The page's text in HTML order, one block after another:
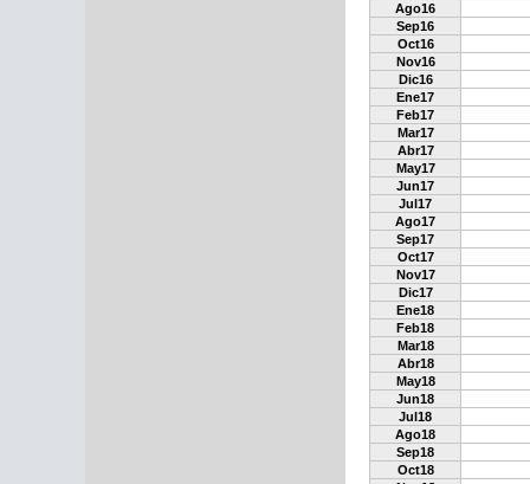
Ago16
Sep16
Oct16
Nov16
Dic16
Ene17
Feb17
Mar17
Abr17
May17
Jun17
Jul17
Ago17
Sep17
Oct17
Nov17
Dic17
Ene18
Feb18
Mar18
Abr18
May18
Jun18
Jul18
Ago18
Sep18
Oct18